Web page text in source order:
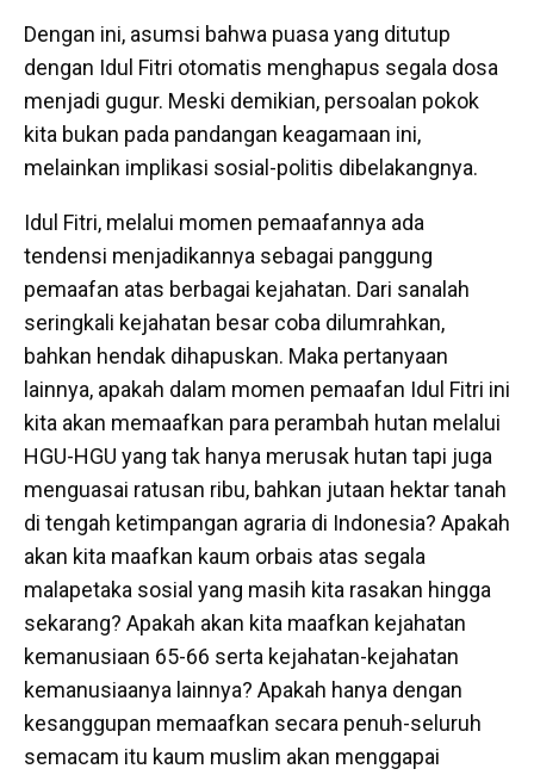
Dengan ini, asumsi bahwa puasa yang ditutup
dengan Idul Fitri otomatis menghapus segala dosa
menjadi gugur. Meski demikian, persoalan pokok
kita bukan pada pandangan keagamaan ini,
melainkan implikasi sosial-politis dibelakangnya.
Idul Fitri, melalui momen pemaafannya ada
tendensi menjadikannya sebagai panggung
pemaafan atas berbagai kejahatan. Dari sanalah
seringkali kejahatan besar coba dilumrahkan,
bahkan hendak dihapuskan. Maka pertanyaan
lainnya, apakah dalam momen pemaafan Idul Fitri ini
kita akan memaafkan para perambah hutan melalui
HGU-HGU yang tak hanya merusak hutan tapi juga
menguasai ratusan ribu, bahkan jutaan hektar tanah
di tengah ketimpangan agraria di Indonesia? Apakah
akan kita maafkan kaum orbais atas segala
malapetaka sosial yang masih kita rasakan hingga
sekarang? Apakah akan kita maafkan kejahatan
kemanusiaan 65-66 serta kejahatan-kejahatan
kemanusiaanya lainnya? Apakah hanya dengan
kesanggupan memaafkan secara penuh-seluruh
semacam itu kaum muslim akan menggapai